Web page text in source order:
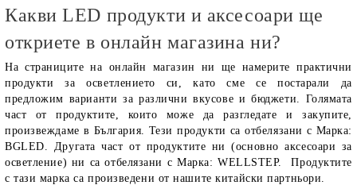
Какви LED продукти и аксесоари ще
откриете в онлайн магазина ни?
На страниците на онлайн магазин ни ще намерите практични
продукти за осветлението си, като сме се постарали да
предложим варианти за различни вкусове и бюджети. Голямата
част от продуктите, които може да разгледате и закупите,
произвеждаме в България. Тези продукти са отбелязани с Марка:
BGLED. Другата част от продуктите ни (основно аксесоари за
осветление) ни са отбелязани с Марка: WELLSTEP. Продуктите
с тази марка са произведени от нашите китайски партньори.